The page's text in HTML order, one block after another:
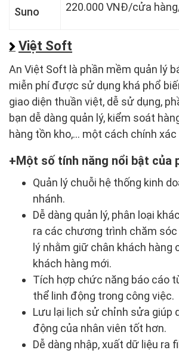
Suno 220.000 VNĐ/cửa
Việt Soft
An Việt Soft là phần mềm quản lý
miễn phí được sử dụng khá phổ
giao diện thuần việt, dễ sử dụng,
bạn dễ dàng quản lý, kiểm soát
hàng tồn kho,... một cách chính xác
Một số tính năng nổi bật của
Quản lý chuỗi hệ thống kinh
nhánh.
Dễ dàng quản lý, phân loại
ra các chương trình chăm
lý nhằm giữ chân khách hàng
khách hàng mới.
Tích hợp chức năng báo cáo
thể linh động trong công việc.
Lưu lại lịch sử chỉnh sửa giúp
động của nhân viên tốt hơn.
Dễ dàng nhập, xuất dữ liệu ra